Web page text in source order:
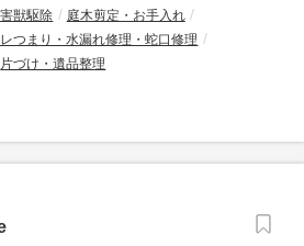
獣駆除
庭木剪定・お手入れ
レつまり・水漏れ修理・蛇口修理
片づけ・遺品整理